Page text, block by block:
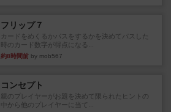
フリップ７
カードをめくるかパスをするかを決めてパスした
時のカード数字が得点になる...
約8時間前 by mob567
コンセプト
親のプレイヤーがお題を決めて限られたヒントの
中から他のプレイヤーに当て...